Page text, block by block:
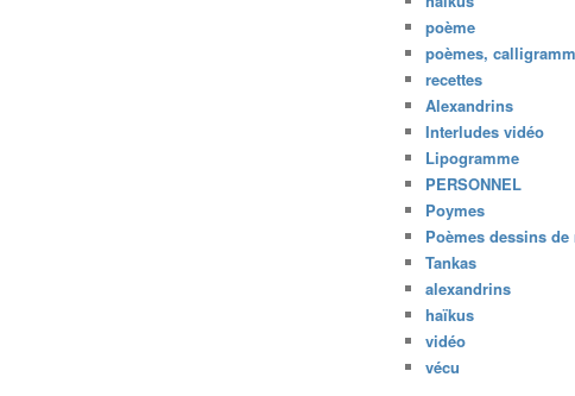
poème
poèmes,
recettes
Alexandrins
Interludes vidéo
Lipogramme
PERSONNEL
Poymes
Poèmes dessins
Tankas
alexandrins
haïkus
vidéo
vécu